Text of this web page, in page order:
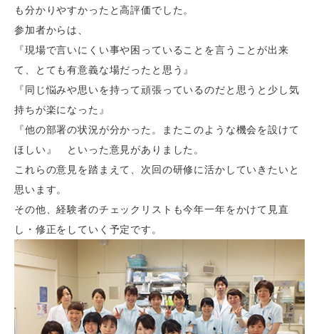
も分かりやすかったと高評価でした。
参加者からは、
『現場で言いにくい事や困っていることを言うことが出来
て、とても有意義な場だったと思う』
『同じ悩みや思いを持って頑張っているのだと思うと少し気
持ちが楽になった』
『他の部署の状況が分かった。またこのような機会を設けて
ほしい』 といった意見がありました。
これらの意見を踏まえて、次回の研修に活かしていきたいと
思います。
その他、経験者のチェックリストも今年一年をかけて見直
し・修正をしていく予定です。